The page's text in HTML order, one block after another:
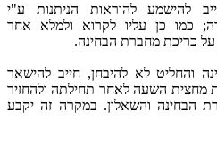
להישמע להוראות הניתנות ע"י
כמו כן עליו לקרוא ולמלא אחר
על כריכת מחברת הבחינה.
והחליט לא להיבחן, חייב להישאר
מחצית השעה לאחר תחילתה ולהחזיר
הבחינה והשאלון. במקרה זה יקבע